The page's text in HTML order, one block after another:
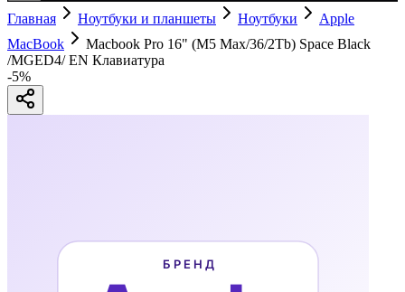
Главная Ноутбуки и планшеты Ноутбуки
Apple
MacBook
Macbook Pro 16" (M5 Max/36/2Tb) Space Black
/MGED4/ EN Клавиатура
-5%